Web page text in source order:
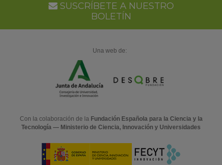
SUSCRÍBETE A NUESTRO
BOLETÍN
Una web de:
Con la colaboración de la Fundación Española para la Ciencia y la
Tecnología — Ministerio de Ciencia, Innovación y Universidades